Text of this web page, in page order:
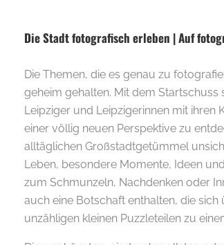
Die Stadt fotografisch erleben | Auf
Die Themen, die es genau zu
geheim gehalten. Mit dem
Leipziger und Leipzigerinnen mit ihren
einer völlig neuen Perspektive zu
alltäglichen Großstadtgetümmel
Leben, besondere Momente, Ideen
zum Schmunzeln, Nachdenken oder
auch eine Botschaft enthalten, die
unzähligen kleinen Puzzleteilen zu